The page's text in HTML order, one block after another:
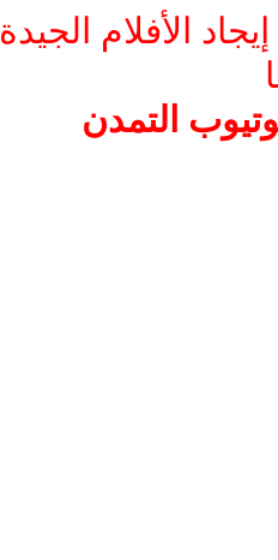
الأفلام الجيدة
التمدن